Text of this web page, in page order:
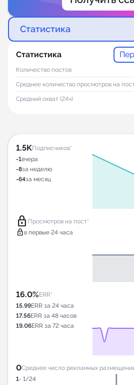
Статистика
Статистика
Количество постов
Среднее количество просмотров на
Средний охват (24ч)
1.5KПодписчиков*
-1вчера
-8за неделю
-64за месяц
lock Просмотров на пост*
lock в первые 24 часа
16.0%ERR*
15.99ERR за 24 часа
17.56ERR за 48 часов
19.06ERR за 72 часа
0Среднее число рекламных
1- 1/24